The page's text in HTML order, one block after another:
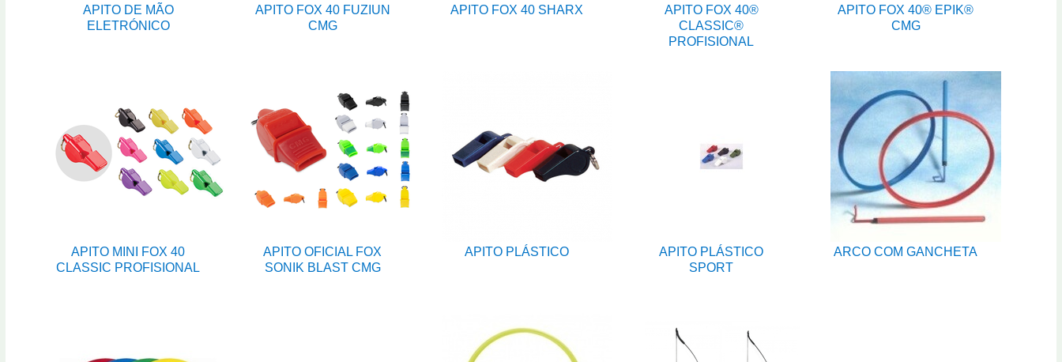
APITO DE MÃO
ELETRÓNICO
APITO FOX 40 FUZIUN
CMG
APITO FOX 40 SHARX
APITO FOX 40®
CLASSIC®
PROFISIONAL
APITO FOX 40® EPIK®
CMG
APITO MINI FOX 40
CLASSIC PROFISIONAL
APITO OFICIAL FOX
SONIK BLAST CMG
APITO PLÁSTICO
APITO PLÁSTICO
SPORT
ARCO COM GANCHETA